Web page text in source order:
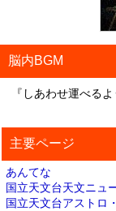
脳内BGM
『しあわせ運べるよ
主要ページ
あんてな
国立天文台天文ニュ
国立天文台アストロ